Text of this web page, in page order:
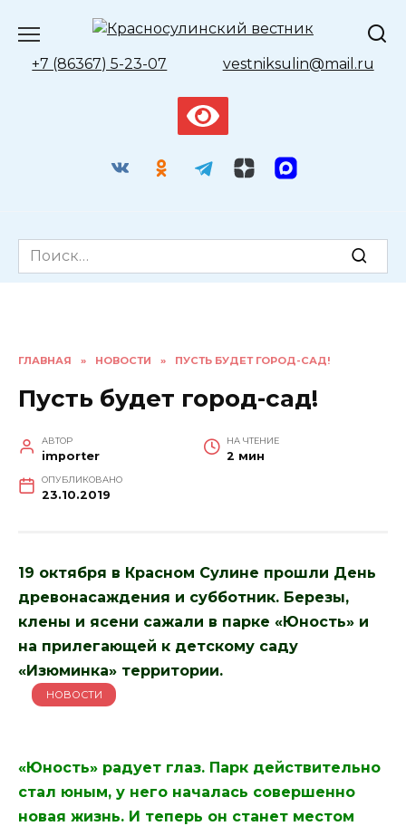
содержанию
+7 (86367) 5-23-07 vestniksulin@mail.ru
Search
for:
ГЛАВНАЯ » НОВОСТИ » ПУСТЬ БУДЕТ ГОРОД-САД!
Пусть будет город-сад!
АВТОР
importer
НА ЧТЕНИЕ
2 мин
ОПУБЛИКОВАНО
23.10.2019
19 октября в Красном Сулине прошли День
древонасаждения и субботник. Березы,
клены и ясени сажали в парке «Юность» и
на прилегающей к детскому саду
«Изюминка» территории.
НОВОСТИ
«Юность» радует глаз. Парк действительно
стал юным, у него началась совершенно
новая жизнь. И теперь он станет местом